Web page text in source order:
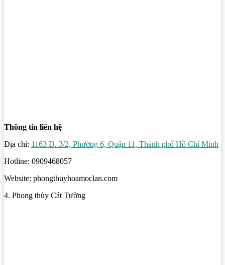
Thông tin liên hệ
Địa chỉ: 1163 Đ. 3/2, Phường 6, Quận 11, Thành phố Hồ Chí Minh
Hotline: 0909468057
Website: phongthuyhoamoclan.com
4. Phong thủy Cát Tường